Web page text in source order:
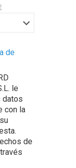
de
le
datos
con la
de